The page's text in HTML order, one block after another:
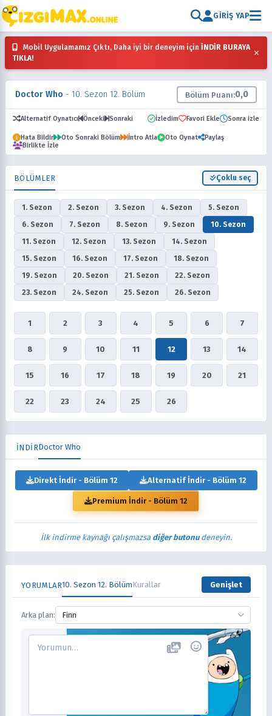
GIRIŞ YAP
Mobil Uygulamamız Çıktı, Daha iyi bir deneyim için İNDİR BURAYA
TIKLA!
×
Doctor Who - 10. Sezon 12. Bölüm Bölüm Puanı:0,0
Alternatif Oynatıcı Önceki Sonraki İzledim Favori Ekle Sonra izle
Hata Bildir Oto Sonraki Bölüm İntro Atla Oto Oynat
Paylaş
Birlikte İzle
BÖLÜMLER Çoklu seç
1. Sezon 2. Sezon 3. Sezon 4. Sezon
5. Sezon
6. Sezon
7. Sezon 8. Sezon 9. Sezon
10. Sezon
11. Sezon
12. Sezon 13. Sezon
14. Sezon
15. Sezon
16. Sezon 17. Sezon
18. Sezon
19. Sezon
20. Sezon 21. Sezon
22. Sezon
23. Sezon
24. Sezon 25. Sezon 26. Sezon
1 2 3 4 5 6 7
8 9 10 11 12 13 14
15 16 17 18 19 20 21
22 23 24 25 26
İNDİRDoctor Who
Direkt İndir - Bölüm 12 Alternatif İndir - Bölüm 12
Premium İndir - Bölüm 12
İlk indirme kaynağı çalışmazsa diğer butonudeneyin.
YORUMLAR10. Sezon 12. BölümKurallar Genişlet
Arka plan: Finn